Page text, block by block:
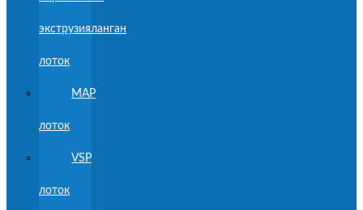
экструзияланган
лоток
MAP
лоток
VSP
лоток